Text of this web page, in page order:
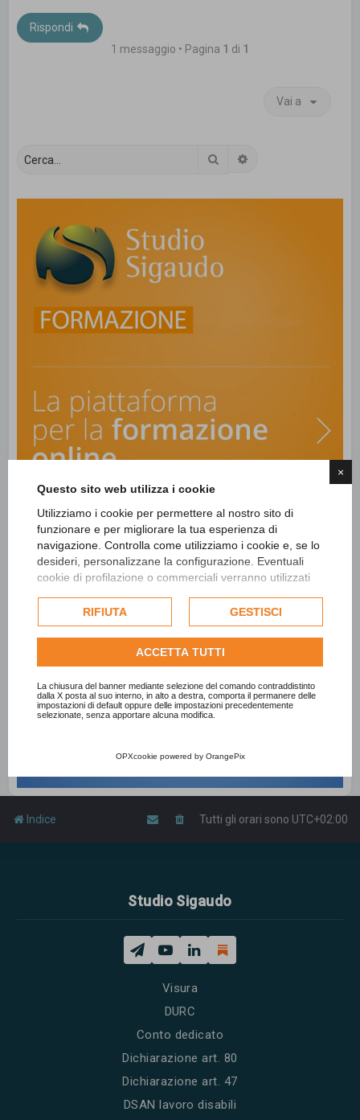
×
Questo sito web utilizza i cookie
Utilizziamo i cookie per permettere al nostro sito di
funzionare e per migliorare la tua esperienza di
navigazione. Controlla come utilizziamo i cookie e, se lo
desideri, personalizzane la configurazione. Eventuali
cookie di profilazione o commerciali verranno utilizzati
dell'utente e, se consentito, potrebbero essere utilizzati
per personalizzare gli annunci pubblicitari. Per ulteriori
informazioni su come Google utilizza i dati raccolti,
politica sulla privacy di Google
Consulta l'informativa cookie completa.
RIFIUTA GESTISCI
ACCETTA TUTTI
La chiusura del banner mediante selezione del comando contraddistinto
dalla X posta al suo interno, in alto a destra, comporta il permanere delle
impostazioni di default oppure delle impostazioni precedentemente
selezionate, senza apportare alcuna modifica.
OPXcookie powered by OrangePix
Rispondi
1 messaggio • Pagina 1 di 1
Vai a
Cerca
Indice Tutti gli orari sono UTC+02:00
Studio Sigaudo
Visura
DURC
Conto dedicato
Dichiarazione art. 80
Dichiarazione art. 47
DSAN lavoro disabili